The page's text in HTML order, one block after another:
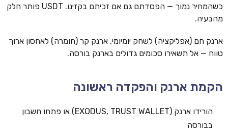
כשהמחיר נמוך — הפסדתם גם אם זכיתם בקזינו. USDT פותר חלק
מהבעיה.
ארנק חם (אפליקציה) לשחק יומיומי, ארנק קר (חומרה) לאחסון ארוך
טווח — אל תשאירו סכומים גדולים בארנק בורסה.
הקמת ארנק והפקדה ראשונה
הורידו ארנק (EXODUS, TRUST WALLET) או פתחו חשבון
בבורסה